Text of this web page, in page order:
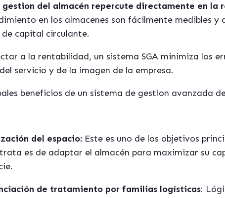
gestion del almacén repercute directamente en la
en los almacenes son fácilmente medibles
de capital circulante.
a la rentabilidad, un sistema SGA minimiza los
servicio y de la imagen de la empresa.
beneficios de un sistema de gestion avanzada
del espacio: Este es uno de los objetivos
es de adaptar el almacén para maximizar su
de tratamiento por familias logísticas: